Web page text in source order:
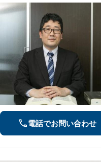
電話でお問い合わせ